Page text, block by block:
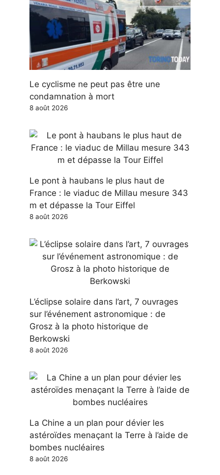
Le cyclisme ne peut pas être une
condamnation à mort
8 août 2026
Le pont à haubans le plus haut de
France : le viaduc de Millau mesure 343
m et dépasse la Tour Eiffel
8 août 2026
L’éclipse solaire dans l’art, 7 ouvrages
sur l’événement astronomique : de
Grosz à la photo historique de
Berkowski
8 août 2026
La Chine a un plan pour dévier les
astéroïdes menaçant la Terre à l’aide de
bombes nucléaires
8 août 2026